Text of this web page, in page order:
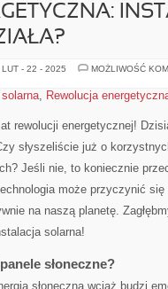
- 22 - 2025 MOŻLIWOŚĆ
, Rewolucja
rewolucji energetycznej!
słyszeliście‌ już o
Jeśli nie, ​to koniecznie​
może ⁢przyczynić
na naszą ‌planetę.
solarna!
słoneczne?
słoneczną wciąż budzi‍